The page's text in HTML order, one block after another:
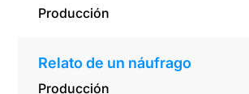
Producción
Relato de un náufrago
Producción